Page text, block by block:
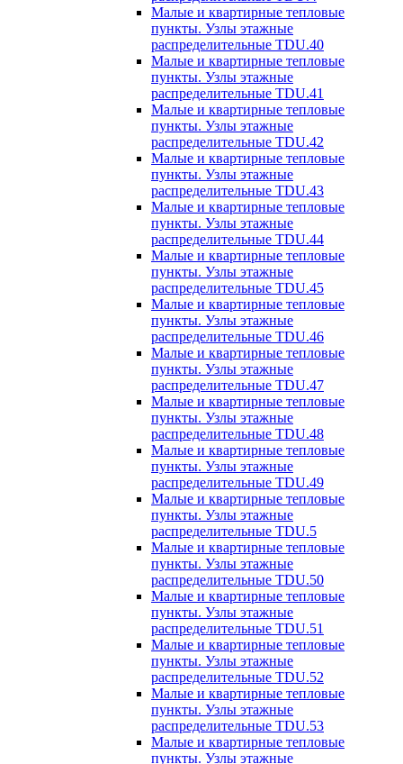
Малые и квартирные тепловые
пункты. Узлы этажные
распределительные TDU.40
Малые и квартирные тепловые
пункты. Узлы этажные
распределительные TDU.41
Малые и квартирные тепловые
пункты. Узлы этажные
распределительные TDU.42
Малые и квартирные тепловые
пункты. Узлы этажные
распределительные TDU.43
Малые и квартирные тепловые
пункты. Узлы этажные
распределительные TDU.44
Малые и квартирные тепловые
пункты. Узлы этажные
распределительные TDU.45
Малые и квартирные тепловые
пункты. Узлы этажные
распределительные TDU.46
Малые и квартирные тепловые
пункты. Узлы этажные
распределительные TDU.47
Малые и квартирные тепловые
пункты. Узлы этажные
распределительные TDU.48
Малые и квартирные тепловые
пункты. Узлы этажные
распределительные TDU.49
Малые и квартирные тепловые
пункты. Узлы этажные
распределительные TDU.5
Малые и квартирные тепловые
пункты. Узлы этажные
распределительные TDU.50
Малые и квартирные тепловые
пункты. Узлы этажные
распределительные TDU.51
Малые и квартирные тепловые
пункты. Узлы этажные
распределительные TDU.52
Малые и квартирные тепловые
пункты. Узлы этажные
распределительные TDU.53
Малые и квартирные тепловые
пункты. Узлы этажные